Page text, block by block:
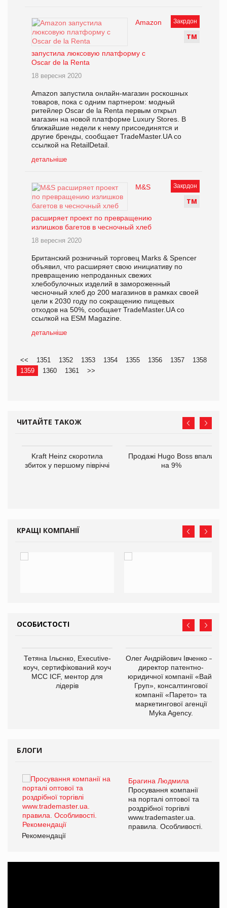
Закрдон
ТМ
Amazon
запустила люксовую платформу с
Oscar de la Renta
18 вересня 2020
Amazon запустила онлайн-магазин роскошных
товаров, пока с одним партнером: модный
ритейлер Oscar de la Renta первым открыл
магазин на новой платформе Luxury Stores. В
ближайшие недели к нему присоединятся и
другие бренды, сообщает TradeMaster.UA со
ссылкой на RetailDetail.
детальніше
Закрдон
ТМ
M&S
расширяет проект по превращению
излишков багетов в чесночный хлеб
18 вересня 2020
Британский розничный торговец Marks & Spencer
объявил, что расширяет свою инициативу по
превращению непроданных свежих
хлебобулочных изделий в замороженный
чесночный хлеб до 200 магазинов в рамках своей
цели к 2030 году по сокращению пищевых
отходов на 50%, сообщает TradeMaster.UA со
ссылкой на ESM Magazine.
детальніше
<< 1351 1352 1353 1354 1355 1356 1357
1358
1359
1360 1361 >>
ЧИТАЙТЕ ТАКОЖ
Kraft Heinz скоротила
збиток у першому півріччі
Продажі Hugo Boss впали
на 9%
КРАЩІ КОМПАНІЇ
ОСОБИСТОСТІ
Тетяна Ільєнко, Executive-
коуч, сертифікований коуч
МСС ICF, ментор для
лідерів
Олег Андрійович Івченко —
директор патентно-
юридичної компанії «Вайз
Груп», консалтингової
компанії «Парето» та
маркетингової агенції
Myka Agency.
БЛОГИ
Брагина Людмила
Просування компанії
на порталі оптової та
роздрібної торгівлі
www.trademaster.ua.
правила. Особливості.
Рекомендації